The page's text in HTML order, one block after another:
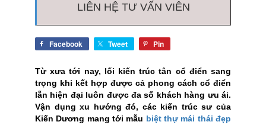
LIÊN HỆ TƯ VẤN VIÊN
Facebook Tweet Pin
Từ xưa tới nay, lối kiến trúc tân cổ điển sang
trọng khi kết hợp được cả phong cách cổ điển
lẫn hiện đại luôn được đa số khách hàng ưu ái.
Vận dụng xu hướng đó, các kiến trúc sư của
Kiến Dương mang tới mẫu biệt thự mái thái đẹp